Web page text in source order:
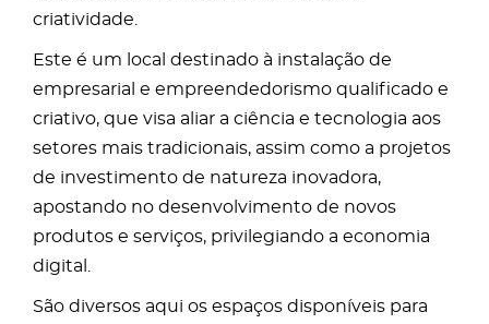
criatividade.
Este é um local destinado à instalação de
empresarial e empreendedorismo qualificado e
criativo, que visa aliar a ciência e tecnologia aos
setores mais tradicionais, assim como a projetos
de investimento de natureza inovadora,
apostando no desenvolvimento de novos
produtos e serviços, privilegiando a economia
digital.
São diversos aqui os espaços disponíveis para